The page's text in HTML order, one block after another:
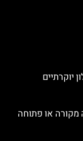
מקורה או פתוחה